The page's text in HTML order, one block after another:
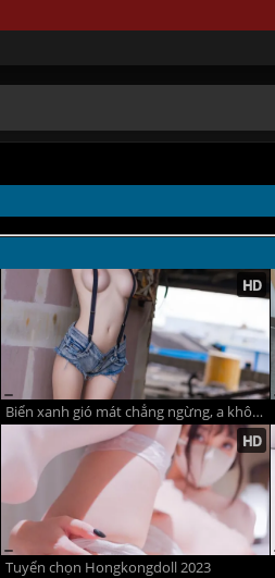
Biển xanh gió mát chẳng ngừng, a không để ý coi chừng ngỏng cu
Tuyển chọn Hongkongdoll 2023